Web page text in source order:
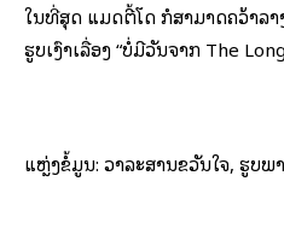
ໃນທີ່ສຸດ ແມັດຕີ້ໂດ ກໍສາມາດຄວ້າລ
ຮູບເງົາເລື່ອງ “ບໍ່ມີວັນຈາກ The
ແຫຼ່ງຂໍ້ມູນ: ວາລະສານຂວັນໃຈ, ຮູບ